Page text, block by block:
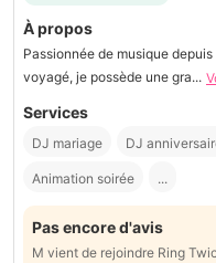
À propos
Passionnée de musique
voyagé, je possède une gra...
Services
DJ mariage DJ
Animation soirée ...
Pas encore d'avis
M vient de rejoindre Ring